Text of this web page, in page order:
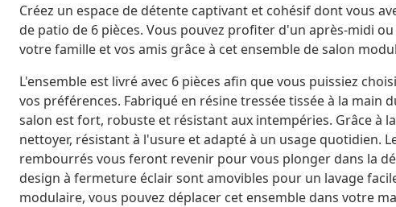
Créez un espace de détente captivant et cohésif dont vous
de patio de 6 pièces. Vous pouvez profiter d'un après-midi
votre famille et vos amis grâce à cet ensemble de salon
L'ensemble est livré avec 6 pièces afin que vous puissiez
vos préférences. Fabriqué en résine tressée tissée à la main
salon est fort, robuste et résistant aux intempéries. Grâce à
nettoyer, résistant à l'usure et adapté à un usage quotidien.
rembourrés vous feront revenir pour vous plonger dans la
design à fermeture éclair sont amovibles pour un lavage
modulaire, vous pouvez déplacer cet ensemble dans votre